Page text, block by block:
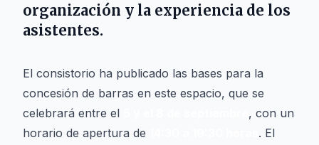
organización y la experiencia de los
asistentes.
El consistorio ha publicado las bases para la
concesión de barras en este espacio, que se
celebrará entre el
, con un
horario de apertura de
. El